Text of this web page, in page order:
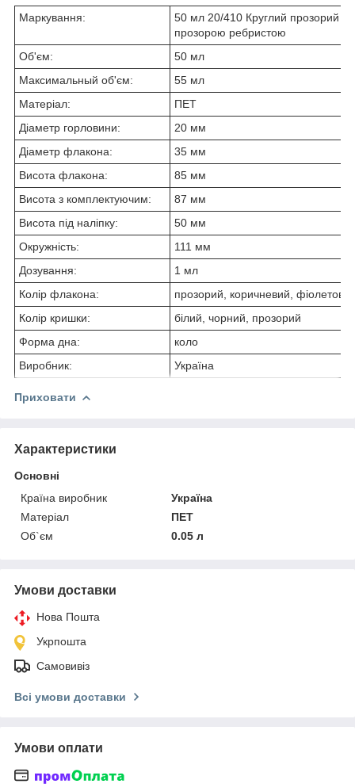
Маркування:
50 мл 20/410 Круглий прозорий
прозорою ребристою
Об'єм:
50 мл
Максимальный об'єм:
55 мл
Матеріал:
ПЕТ
Діаметр горловини:
20 мм
Діаметр флакона:
35 мм
Висота флакона:
85 мм
Висота з комплектуючим:
87 мм
Висота під наліпку:
50 мм
Окружність:
111 мм
Дозування:
1 мл
Колір флакона:
прозорий, коричневий,
Колір кришки:
білий, чорний, прозорий
Форма дна:
коло
Виробник:
Україна
Приховати
Характеристики
Основні
Країна виробник
Україна
Матеріал
ПЕТ
Об`єм
0.05 л
Умови доставки
Нова Пошта
Укрпошта
Самовивіз
Всі умови доставки
Умови оплати